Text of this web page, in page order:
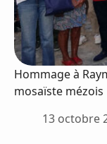
Hommage à
mosaïste mézois
13 octobre